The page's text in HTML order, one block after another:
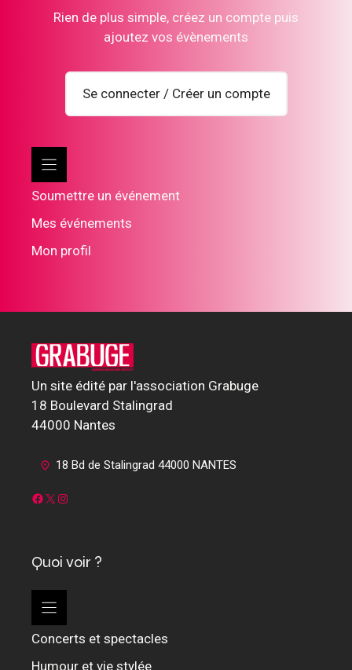
Rien de plus simple, créez un compte puis
ajoutez vos évènements
Se connecter / Créer un compte
Soumettre un événement
Mes événements
Mon profil
Un site édité par l'association Grabuge
18 Boulevard Stalingrad
44000 Nantes
18 Bd de Stalingrad 44000 NANTES
Facebook
X Instagram
Quoi voir ?
Concerts et spectacles
Humour et vie stylée